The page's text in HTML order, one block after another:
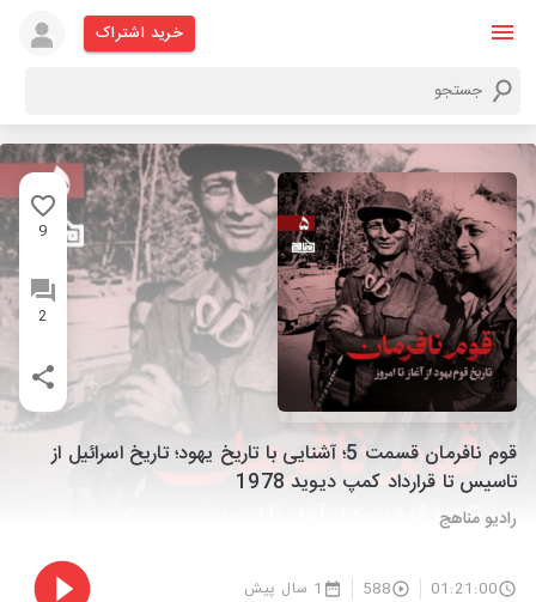
خرید اشتراک
9
2
قوم نافرمان قسمت 5؛ آشنایی با تاریخ یهود؛ تاریخ اسرائیل از
تاسیس تا قرارداد کمپ دیوید 1978
رادیو مناهج
01:21:00
588 1 سال پیش